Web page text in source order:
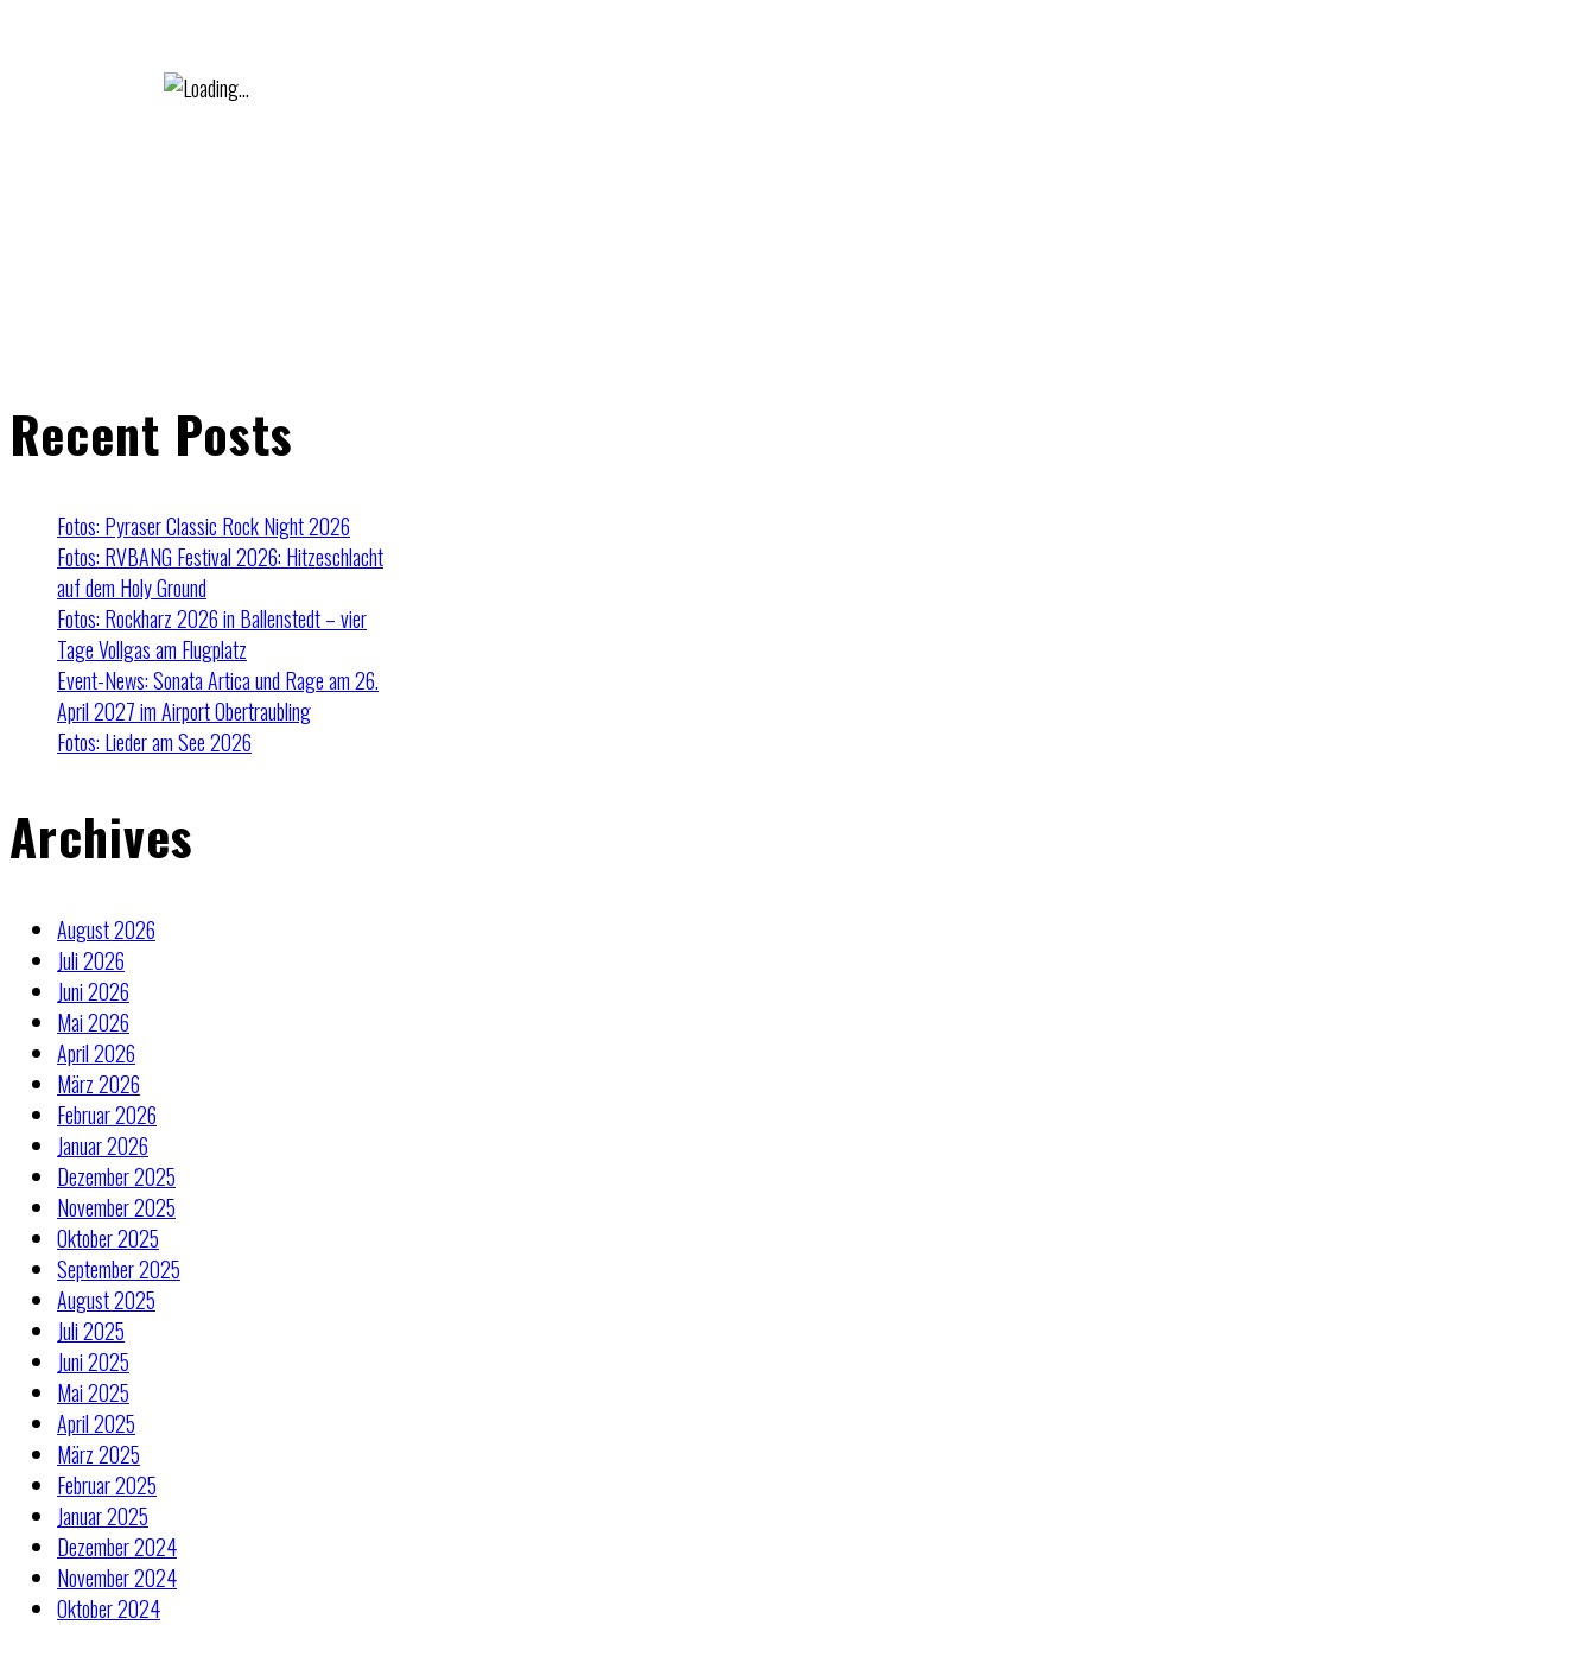
Recent Posts
Fotos: Pyraser Classic Rock Night 2026
Fotos: RVBANG Festival 2026: Hitzeschlacht
auf dem Holy Ground
Fotos: Rockharz 2026 in Ballenstedt – vier
Tage Vollgas am Flugplatz
Event-News: Sonata Artica und Rage am 26.
April 2027 im Airport Obertraubling
Fotos: Lieder am See 2026
Archives
August 2026
Juli 2026
Juni 2026
Mai 2026
April 2026
März 2026
Februar 2026
Januar 2026
Dezember 2025
November 2025
Oktober 2025
September 2025
August 2025
Juli 2025
Juni 2025
Mai 2025
April 2025
März 2025
Februar 2025
Januar 2025
Dezember 2024
November 2024
Oktober 2024